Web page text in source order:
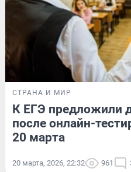
СТРАНА И МИР
К ЕГЭ предложили
после онлайн-
20 марта
20 марта, 2026, 22:32 961